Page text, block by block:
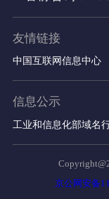
友情链接
中国互联网信息中心
信息公示
工业和信息化部域名
京公网安备